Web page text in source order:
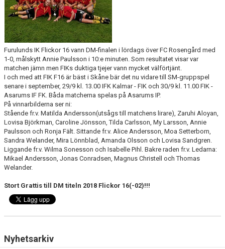
Furulunds IK Flickor 16 vann DM-finalen i lördags över FC Rosengård med
1-0, målskytt Annie Paulsson i 10:e minuten. Som resultatet visar var
matchen jämn men FIKs duktiga tjejer vann mycket välförtjänt.
I och med att FIK F16 är bäst i Skåne bär det nu vidare till SM-gruppspel
senare i september, 29/9 kl. 13.00 IFK Kalmar - FIK och 30/9 kl. 11.00 FIK -
Asarums IF FK. Båda matcherna spelas på Asarums IP.
På vinnarbilderna ser ni:
Stående fr.v. Matilda Andersson(utsågs till matchens lirare), Zaruhi Aloyan,
Lovisa Björkman, Caroline Jönsson, Tilda Carlsson, My Larsson, Annie
Paulsson och Ronja Fält. Sittande fr.v. Alice Andersson, Moa Setterborn,
Sandra Welander, Mira Lönnblad, Amanda Olsson och Lovisa Sandgren.
Liggande fr.v. Wilma Sonesson och Isabelle Pihl. Bakre raden fr.v. Ledarna:
Mikael Andersson, Jonas Conradsen, Magnus Christell och Thomas
Welander.
Stort Grattis till DM titeln 2018 Flickor 16(-02)!!!
Nyhetsarkiv